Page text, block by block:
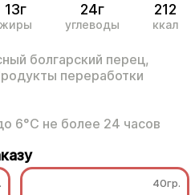
13г
жиры
24г
углеводы
212
ккал
болгарский перец,
переработки
6°С не более 24 часов
40гр.